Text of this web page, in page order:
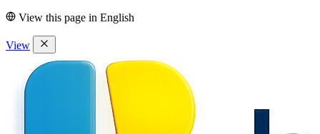
View this page in English
View